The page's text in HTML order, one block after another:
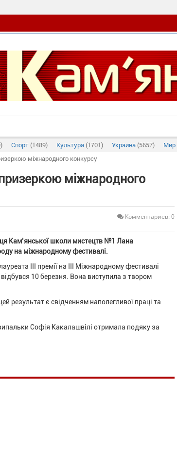
Спорт (1489) Культура (1701) Украина (5657) Мир
міжнародного конкурсу
міжнародного
Комментариев: 0
Кам’янської школи мистецтв №1 Лана
на міжнародному фестивалі.
ІІІ премії на ІІІ Міжнародному фестивалі
10 березня. Вона виступила з твором
результат є свідченням наполегливої праці та
Софія Какалашвілі отримала подяку за